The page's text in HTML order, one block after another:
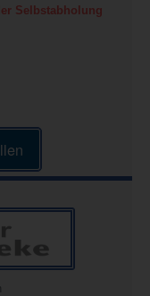
Selbstabholung